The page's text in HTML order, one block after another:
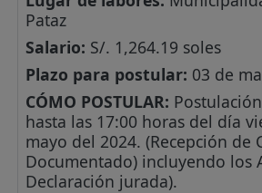
Pataz
Salario: S/. 1,264.19 soles
Plazo para postular: 03 de
CÓMO POSTULAR:
hasta las 17:00 horas del día
mayo del 2024. (Recepción de
Documentado) incluyendo los
Declaración jurada).